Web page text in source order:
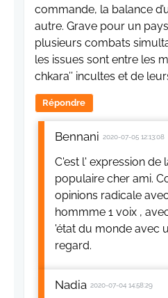
commande, la balance
autre. Grave pour un
plusieurs combats
les issues sont entre les
chkara’’ incultes et de
Répondre
Bennani 2020-07-05 12:13:08
C'est l' expression de
populaire cher ami.
opinions radicale
hommme 1 voix ,
'état du monde avec
regard.
Nadia 2020-07-04 14:58:29